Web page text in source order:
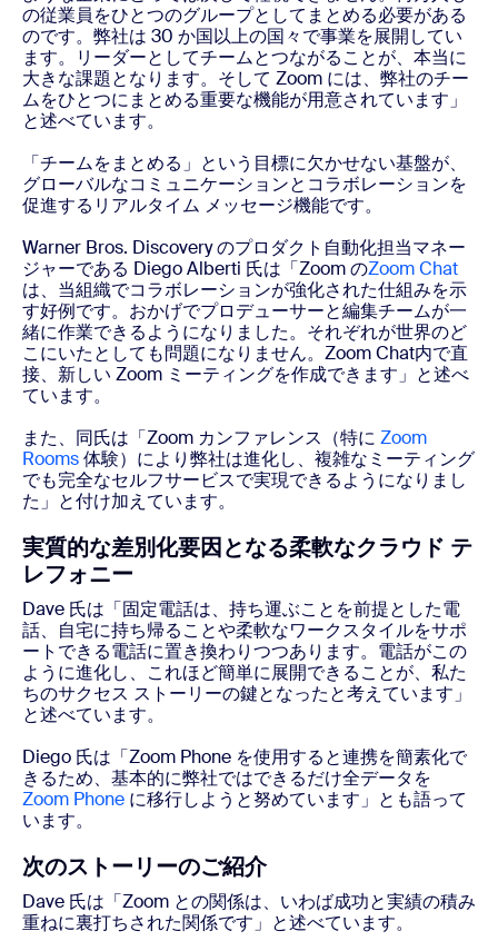
の従業員をひとつのグループとしてまとめる必要がある
のです。弊社は 30 か国以上の国々で事業を展開してい
ます。リーダーとしてチームとつながることが、本当に
大きな課題となります。そして Zoom には、弊社のチー
ムをひとつにまとめる重要な機能が用意されています」
と述べています。
「チームをまとめる」という目標に欠かせない基盤が、
グローバルなコミュニケーションとコラボレーションを
促進するリアルタイム メッセージ機能です。
Warner Bros. Discovery のプロダクト自動化担当マネー
ジャーである Diego Alberti 氏は「Zoom のZoom Chat
は、当組織でコラボレーションが強化された仕組みを示
す好例です。おかげでプロデューサーと編集チームが一
緒に作業できるようになりました。それぞれが世界のど
こにいたとしても問題になりません。Zoom Chat内で直
接、新しい Zoom ミーティングを作成できます」と述べ
ています。
また、同氏は「Zoom カンファレンス（特に Zoom
Rooms体験）により弊社は進化し、複雑なミーティング
でも完全なセルフサービスで実現できるようになりまし
た」と付け加えています。
実質的な差別化要因となる柔軟なクラウド テ
レフォニー
Dave 氏は「固定電話は、持ち運ぶことを前提とした電
話、自宅に持ち帰ることや柔軟なワークスタイルをサポ
ートできる電話に置き換わりつつあります。電話がこの
ように進化し、これほど簡単に展開できることが、私た
ちのサクセス ストーリーの鍵となったと考えています」
と述べています。
Diego 氏は「Zoom Phone を使用すると連携を簡素化で
きるため、基本的に弊社ではできるだけ全データを
Zoom Phone に移行しようと努めています」とも語って
います。
次のストーリーのご紹介
Dave 氏は「Zoom との関係は、いわば成功と実績の積み
重ねに裏打ちされた関係です」と述べています。